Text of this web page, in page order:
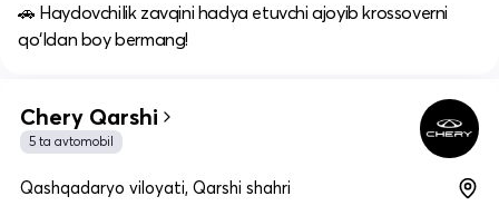
🚗 Haydovchilik zavqini hadya etuvchi ajoyib krossoverni
qo‘ldan boy bermang!
Chery Qarshi
5 ta avtomobil
Qashqadaryo viloyati, Qarshi shahri